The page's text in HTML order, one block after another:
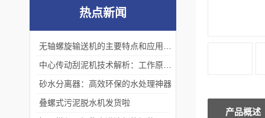
产品概述
热点新闻
砂水分离器：高效环保的水处理神器
叠螺式污泥脱水机发货啦